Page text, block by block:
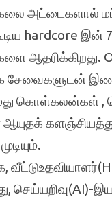
அட்டைகளால்
hardcore இன்
ஆதரிக்கிறது.
சேவைகளுடன்
கொள்கலன்கள் ,
செய்யறிவு(AI)-